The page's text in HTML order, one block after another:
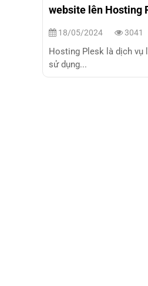
website lên Hosting
18/05/2024 3041
Hosting Plesk là dịch vụ
sử dụng...